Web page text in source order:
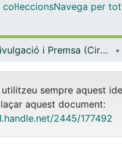
Navega per
Divulgació i Premsa (Cirurgia i Especialitats Medicoquirúrgiques)
utilitzeu sempre aquest
aquest document:
2445/177492